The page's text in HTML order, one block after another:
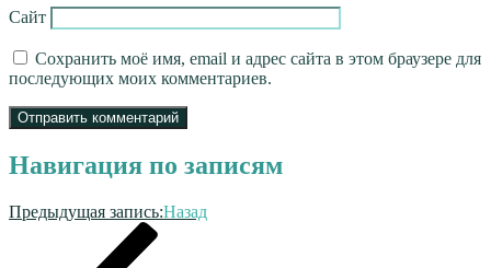
Сайт
Сохранить моё имя, email и адрес сайта в этом браузере для
последующих моих комментариев.
Навигация по записям
Предыдущая запись:Назад